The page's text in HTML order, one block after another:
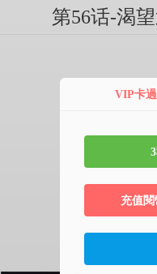
第56话-渴
VIP卡
充值